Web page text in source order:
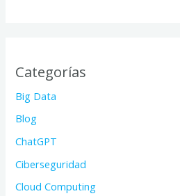
Categorías
Big Data
Blog
ChatGPT
Ciberseguridad
Cloud Computing